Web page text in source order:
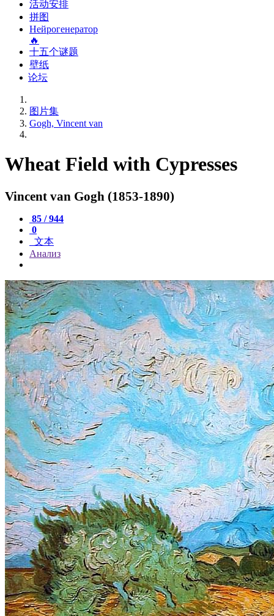
活动安排
拼图
Нейрогенератор
🔥
十五个谜题
壁纸
论坛
图片集
Gogh, Vincent van
Wheat Field with Cypresses
Vincent van Gogh (1853-1890)
85 / 944
0
文本
Анализ